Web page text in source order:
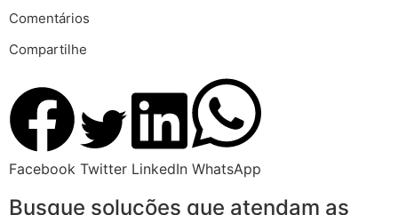
Comentários
Compartilhe
Facebook Twitter LinkedIn WhatsApp
Busque soluções que atendam as